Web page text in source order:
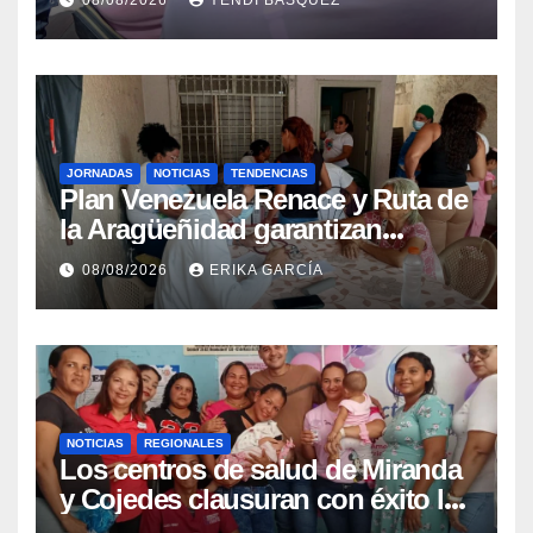
epidemiológica
JORNADAS NOTICIAS TENDENCIAS
Plan Venezuela Renace y Ruta de
la Aragüeñidad garantizan
atención médica integral en
Aragua
08/08/2026 ERIKA GARCÍA
NOTICIAS REGIONALES
Los centros de salud de Miranda
y Cojedes clausuran con éxito la